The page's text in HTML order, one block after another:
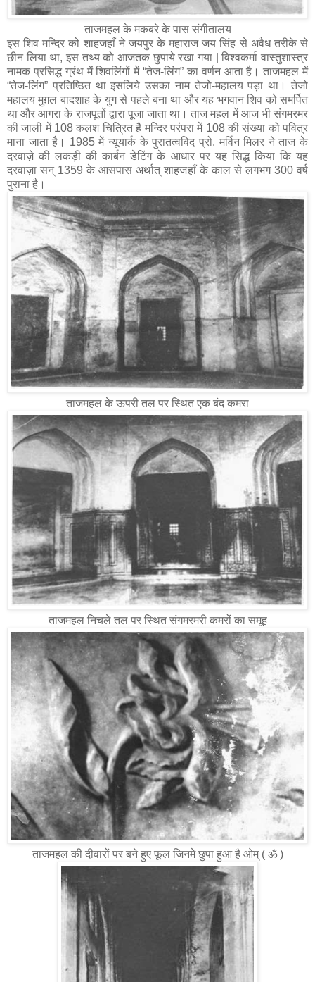
ताजमहल के मकबरे के पास संगीतालय
इस शिव मन्दिर को शाहजहाँ ने जयपुर के महाराज जय सिंह से अवैध तरीके से
छीन लिया था, इस तथ्य को आजतक छुपाये रखा गया | विश्वकर्मा वास्तुशास्त्र
नामक प्रसिद्ध ग्रंथ में शिवलिंगों में “तेज-लिंग” का वर्णन आता है। ताजमहल में
“तेज-लिंग” प्रतिष्ठित था इसलिये उसका नाम तेजो-महालय पड़ा था। तेजो
महालय मुग़ल बादशाह के युग से पहले बना था और यह भगवान शिव को समर्पित
था और आगरा के राजपूतों द्वारा पूजा जाता था। ताज महल में आज भी संगमरमर
की जाली में 108 कलश चित्रित है मन्दिर परंपरा में 108 की संख्या को पवित्र
माना जाता है। 1985 में न्यूयार्क के पुरातत्वविद प्रो. मर्विन मिलर ने ताज के
दरवाज़े की लकड़ी की कार्बन डेटिंग के आधार पर यह सिद्ध किया कि यह
दरवाज़ा सन् 1359 के आसपास अर्थात् शाहजहाँ के काल से लगभग 300 वर्ष
पुराना है।
ताजमहल के ऊपरी तल पर स्थित एक बंद कमरा
ताजमहल निचले तल पर स्थित संगमरमरी कमरों का समूह
ताजमहल की दीवारों पर बने हुए फूल जिनमे छुपा हुआ है ओम् ( ॐ )